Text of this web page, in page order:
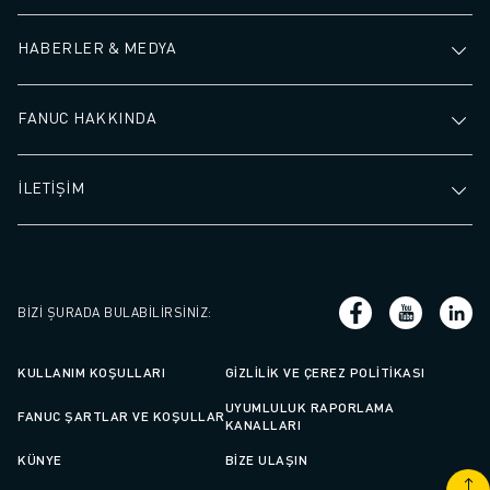
KÜNYE
HABERLER & MEDYA
FANUC HAKKINDA
İLETİŞİM
BIZI ŞURADA BULABILIRSINIZ:
KULLANIM KOŞULLARI GIZLILIK VE ÇEREZ POLITIKASI
FANUC ŞARTLAR VE KOŞULLAR
UYUMLULUK RAPORLAMA
KANALLARI
KÜNYE BIZE ULAŞIN